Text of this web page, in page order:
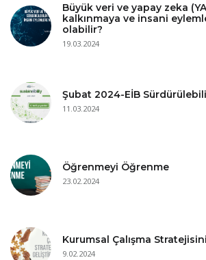
Büyük veri ve yapay zeka
kalkınmaya ve insani
olabilir?
19.03.2024
Şubat 2024-EİB
11.03.2024
Öğrenmeyi Öğrenme
23.02.2024
Kurumsal Çalışma
9.02.2024